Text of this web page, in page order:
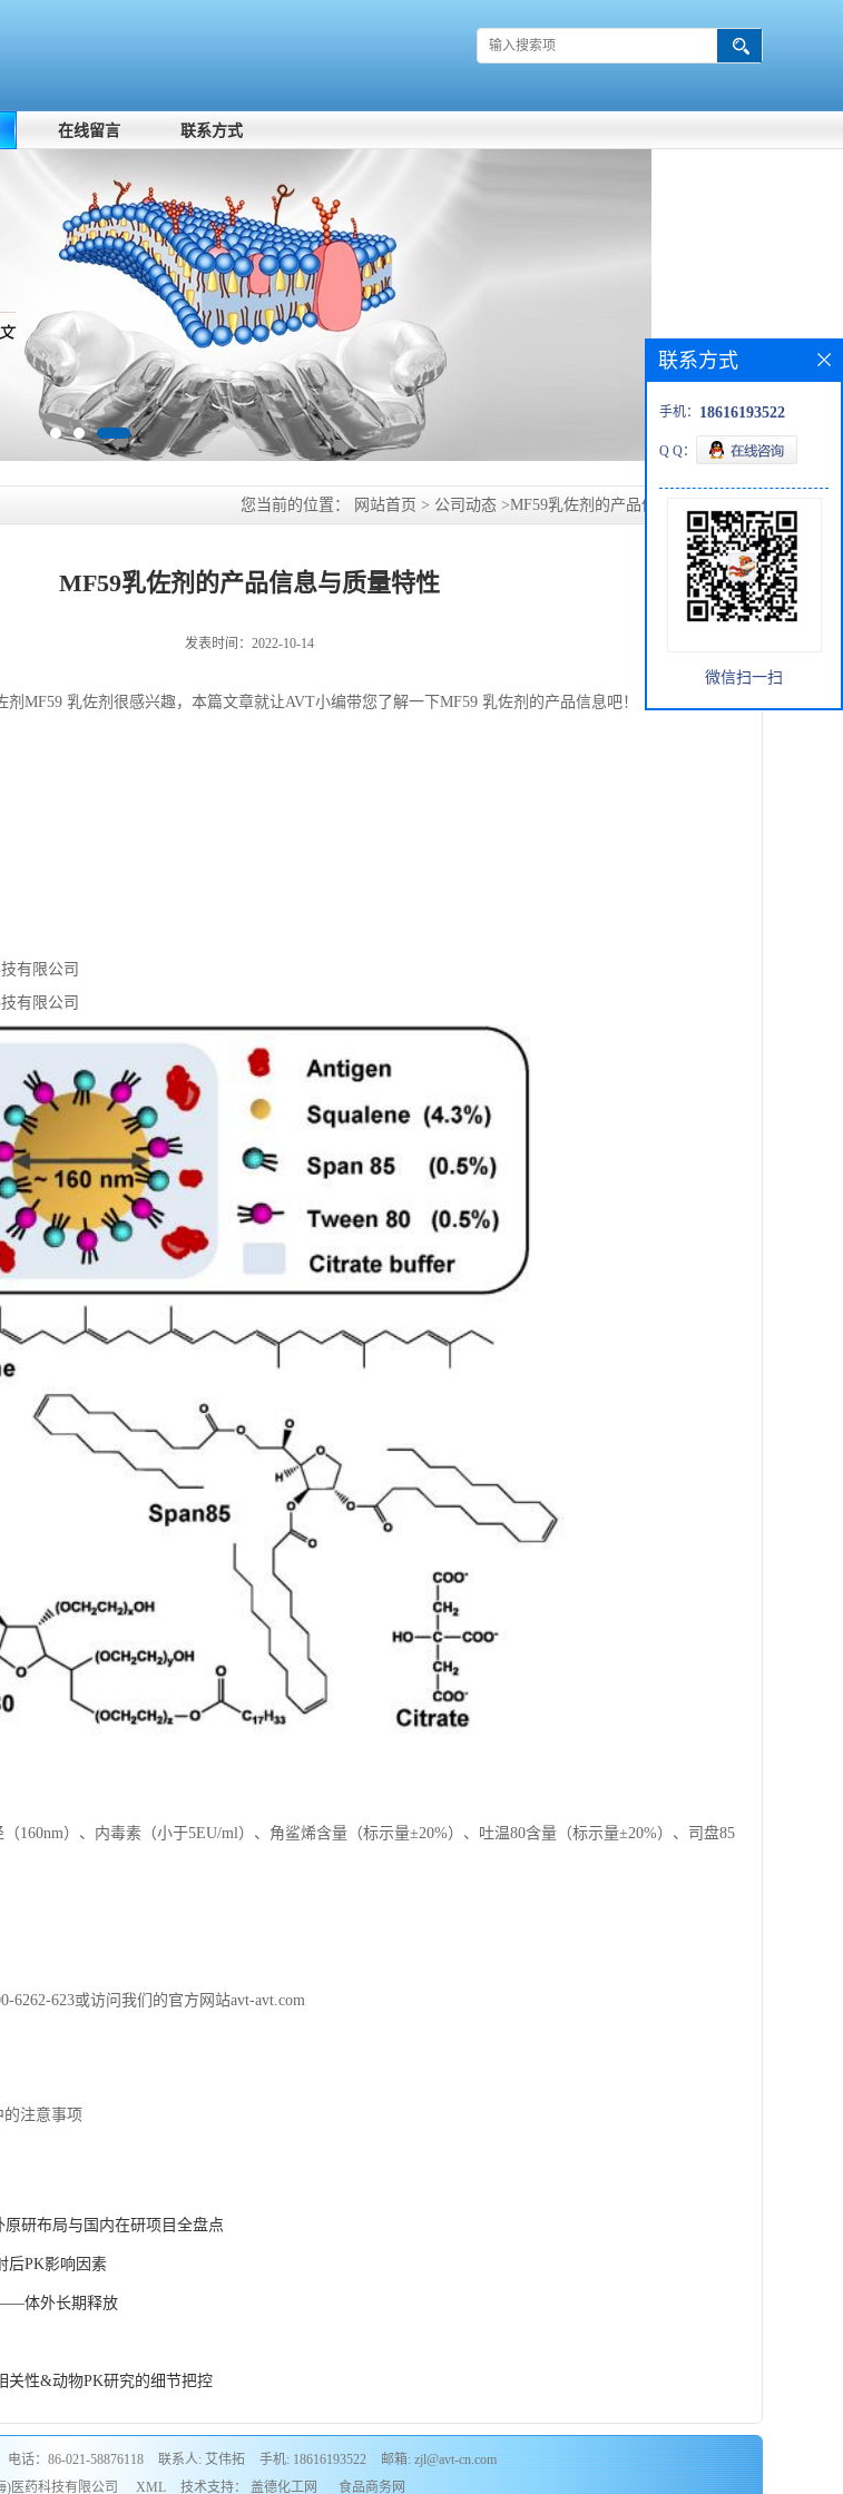
在线留言 联系方式
您当前的位置： 网站首页 > 公司动态 >MF59乳佐剂的产品信息与质量特性
MF59乳佐剂的产品信息与质量特性
发表时间：2022-10-14
MF59 乳佐剂很感兴趣，本篇文章就让AVT小编带您了解一下MF59 乳佐剂的产品信息吧！
有限公司
有限公司
160nm）、内毒素（小于5EU/ml）、角鲨烯含量（标示量±20%）、吐温80含量（标示量±20%）、司盘85
6262-623或访问我们的官方网站avt-avt.com
注意事项
研布局与国内在研项目全盘点
PK影响因素
体外长期释放
性&动物PK研究的细节把控
联系方式
手机： 18616193522
Q Q：
微信扫一扫
电话：86-021-58876118 联系人: 艾伟拓 手机: 18616193522
邮箱: zjl@avt-cn.com
)医药科技有限公司 XML 技术支持： 盖德化工网 食品商务网